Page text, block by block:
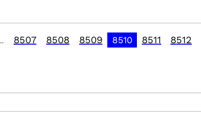
8507 8508 8509 8510 8511 8512